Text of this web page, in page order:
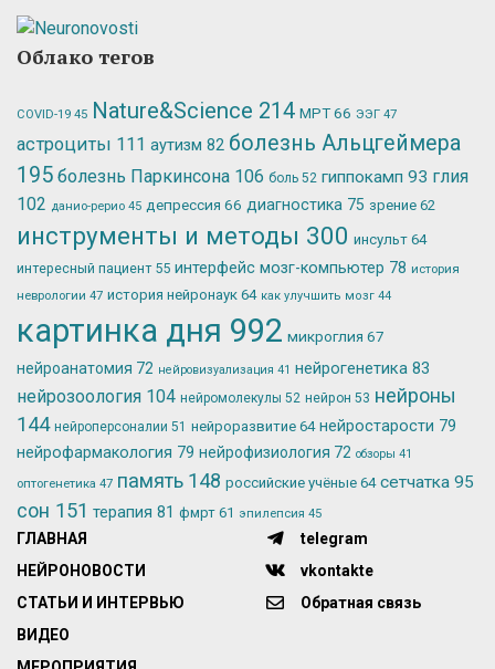
Облако тегов
COVID-19 45 Nature&Science 214 МРТ66 ЭЭГ 47
астроциты 111 аутизм 82 болезнь Альцгеймера
195 болезнь Паркинсона 106 боль 52 гиппокамп 93 глия
102 данио-рерио 45 депрессия 66 диагностика 75 зрение 62
инструменты и методы 300 инсульт 64
интересный пациент 55 интерфейс мозг-компьютер 78 история
неврологии 47 история нейронаук 64 как улучшить мозг 44
картинка дня 992 микроглия 67
нейроанатомия 72 нейровизуализация 41 нейрогенетика 83
нейрозоология 104 нейромолекулы 52 нейрон 53 нейроны
144 нейроперсоналии 51 нейроразвитие 64 нейростарости 79
нейрофармакология 79 нейрофизиология 72 обзоры 41
оптогенетика 47 память 148 российские учёные 64 сетчатка 95
сон 151 терапия 81 фмрт 61 эпилепсия 45
ГЛАВНАЯ
НЕЙРОНОВОСТИ
СТАТЬИ И ИНТЕРВЬЮ
ВИДЕО
telegram
vkontakte
Обратная связь